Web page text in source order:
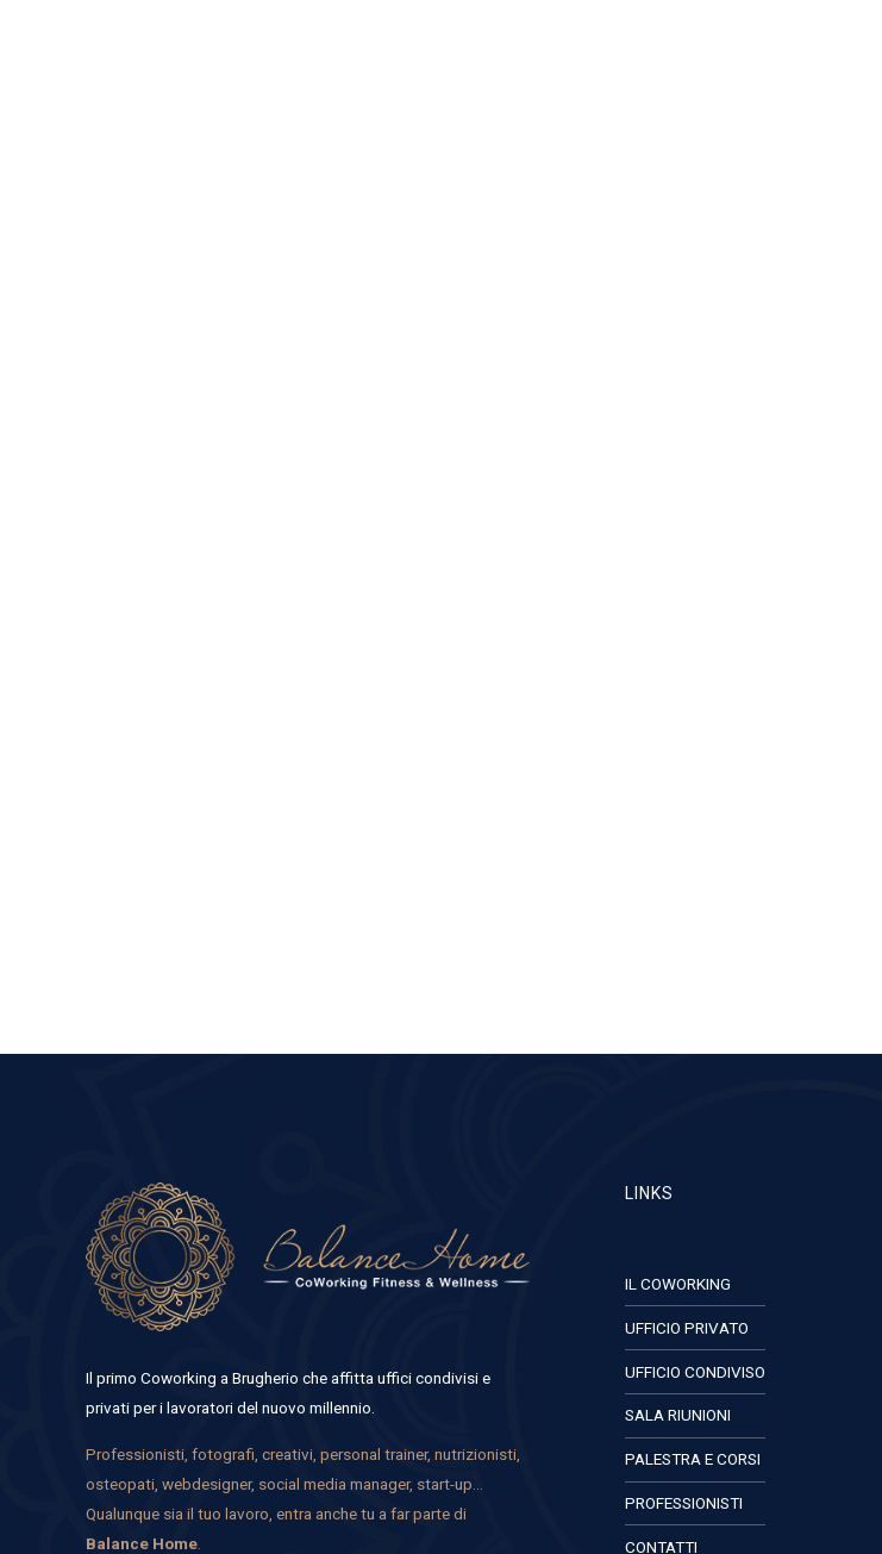
Il primo Coworking a Brugherio che affitta uffici condivisi e
privati per i lavoratori del nuovo millennio.
Professionisti, fotografi, creativi, personal trainer, nutrizionisti,
osteopati, webdesigner, social media manager, start-up…
Qualunque sia il tuo lavoro, entra anche tu a far parte di
Balance Home
LINKS
IL COWORKING
UFFICIO PRIVATO
UFFICIO CONDIVISO
SALA RIUNIONI
PALESTRA E CORSI
PROFESSIONISTI
CONTATTI